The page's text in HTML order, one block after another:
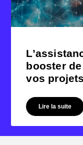
booster
vos
Lire la suite